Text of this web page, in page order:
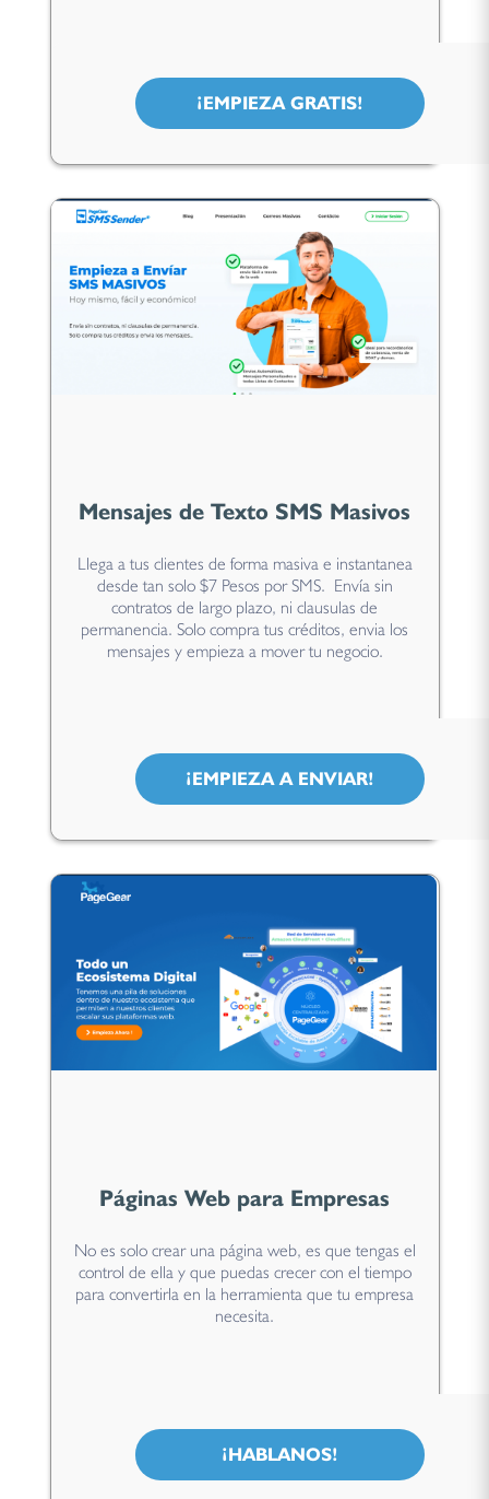
¡EMPIEZA GRATIS!
Mensajes de Texto SMS Masivos
Llega a tus clientes de forma masiva e instantanea
desde tan solo $7 Pesos por SMS. Envía sin
contratos de largo plazo, ni clausulas de
permanencia. Solo compra tus créditos, envia los
mensajes y empieza a mover tu negocio.
¡EMPIEZA A ENVIAR!
Páginas Web para Empresas
No es solo crear una página web, es que tengas el
control de ella y que puedas crecer con el tiempo
para convertirla en la herramienta que tu empresa
necesita.
¡HABLANOS!